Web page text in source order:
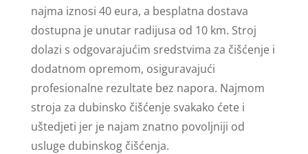
najma iznosi 40 eura, a besplatna dostava
dostupna je unutar radijusa od 10 km. Stroj
dolazi s odgovarajućim sredstvima za čišćenje i
dodatnom opremom, osiguravajući
profesionalne rezultate bez napora. Najmom
stroja za dubinsko čišćenje svakako ćete i
uštedjeti jer je najam znatno povoljniji od
usluge dubinskog čišćenja.